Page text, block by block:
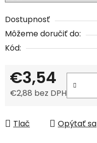
Dostupnosť
Môžeme doručiť do:
Kód:
€3,54
€2,88 bez DPH
Tlač Opýtať sa